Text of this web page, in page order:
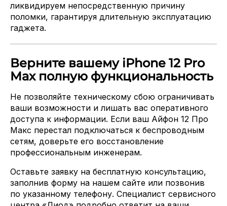
ликвидируем непосредственную причину
поломки, гарантируя длительную эксплуатацию
гаджета.
Верните вашему iPhone 12 Pro
Max полную функциональность
Не позволяйте техническому сбою ограничивать
ваши возможности и лишать вас оперативного
доступа к информации. Если ваш Айфон 12 Про
Макс перестал подключаться к беспроводным
сетям, доверьте его восстановление
профессиональным инженерам.
Оставьте заявку на бесплатную консультацию,
заполнив форму на нашем сайте или позвонив
по указанному телефону. Специалист сервисного